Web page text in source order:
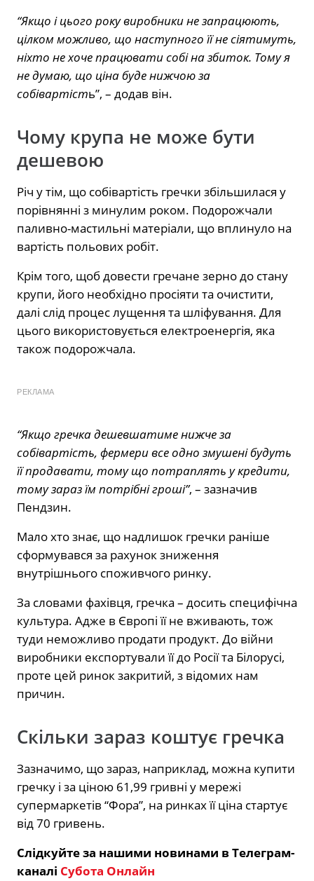
“Якщо і цього року виробники не запрацюють,
цілком можливо, що наступного її не сіятимуть,
ніхто не хоче працювати собі на збиток. Тому я
не думаю, що ціна буде нижчою за
собівартість”, – додав він.
Чому крупа не може бути
дешевою
Річ у тім, що собівартість гречки збільшилася у
порівнянні з минулим роком. Подорожчали
паливно-мастильні матеріали, що вплинуло на
вартість польових робіт.
Крім того, щоб довести гречане зерно до стану
крупи, його необхідно просіяти та очистити,
далі слід процес лущення та шліфування. Для
цього використовується електроенергія, яка
також подорожчала.
РЕКЛАМА
“Якщо гречка дешевшатиме нижче за
собівартість, фермери все одно змушені будуть
її продавати, тому що потраплять у кредити,
тому зараз їм потрібні гроші”, – зазначив
Пендзин.
Мало хто знає, що надлишок гречки раніше
сформувався за рахунок зниження
внутрішнього споживчого ринку.
За словами фахівця, гречка – досить специфічна
культура. Адже в Європі її не вживають, тож
туди неможливо продати продукт. До війни
виробники експортували її до Росії та Білорусі,
проте цей ринок закритий, з відомих нам
причин.
Скільки зараз коштує гречка
Зазначимо, що зараз, наприклад, можна купити
гречку і за ціною 61,99 гривні у мережі
супермаркетів “Фора”, на ринках її ціна стартує
від 70 гривень.
Слідкуйте за нашими новинами в Телеграм-
каналі Субота Онлайн